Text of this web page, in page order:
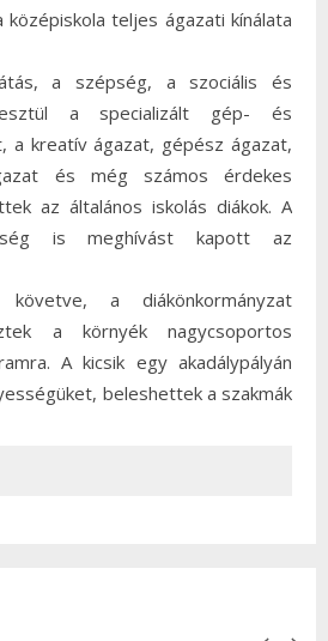
középiskola teljes ágazati kínálata
a szépség, a szociális és
a specializált gép- és
a kreatív ágazat, gépész ágazat,
és még számos érdekes
az általános iskolás diákok. A
is meghívást kapott az
követve, a diákönkormányzat
a környék nagycsoportos
A kicsik egy akadálypályán
beleshettek a szakmák